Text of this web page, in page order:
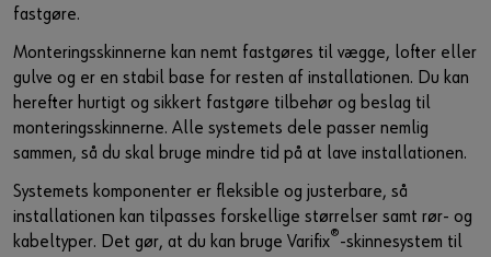
fastgøre.
Monteringsskinnerne kan nemt fastgøres til vægge, lofter eller
gulve og er en stabil base for resten af installationen. Du kan
herefter hurtigt og sikkert fastgøre tilbehør og beslag til
monteringsskinnerne. Alle systemets dele passer nemlig
sammen, så du skal bruge mindre tid på at lave installationen.
Systemets komponenter er fleksible og justerbare, så
installationen kan tilpasses forskellige størrelser samt rør- og
kabeltyper. Det gør, at du kan bruge Varifix®-skinnesystem til